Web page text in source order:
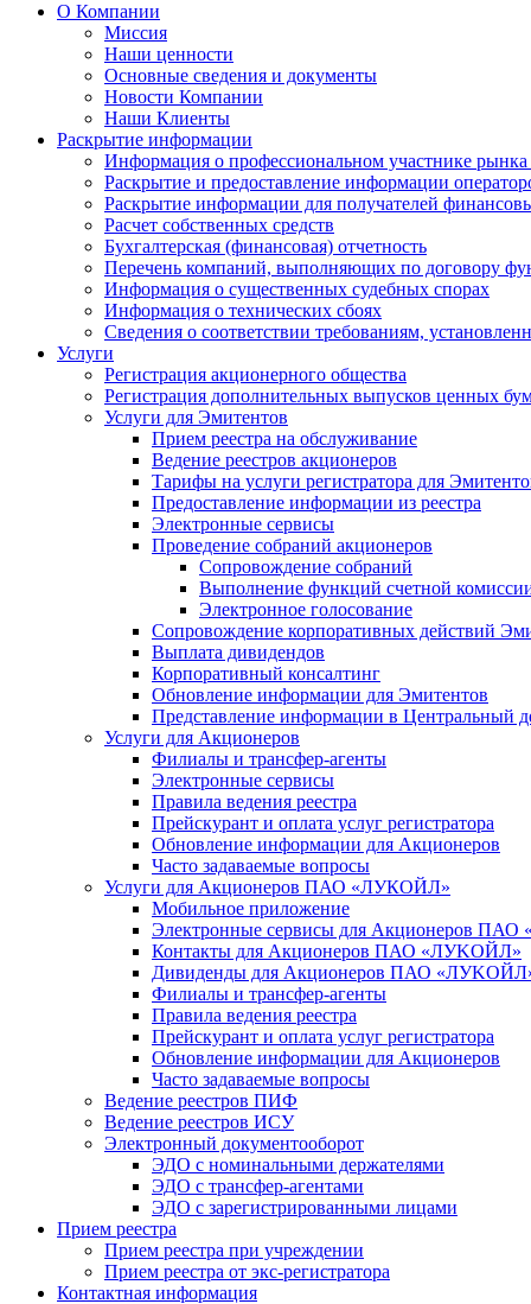
О Компании
Миссия
Наши ценности
Основные сведения и документы
Новости Компании
Наши Клиенты
Раскрытие информации
Информация о профессиональном участнике
Раскрытие и предоставление информации
Раскрытие информации для получателей
Расчет собственных средств
Бухгалтерская (финансовая) отчетность
Перечень компаний, выполняющих по договору
Информация о существенных судебных спорах
Информация о технических сбоях
Сведения о соответствии требованиям,
Услуги
Регистрация акционерного общества
Регистрация дополнительных выпусков ценных
Услуги для Эмитентов
Прием реестра на обслуживание
Ведение реестров акционеров
Тарифы на услуги регистратора для
Предоставление информации из реестра
Электронные сервисы
Проведение собраний акционеров
Сопровождение собраний
Выполнение функций счетной
Электронное голосование
Сопровождение корпоративных действий
Выплата дивидендов
Корпоративный консалтинг
Обновление информации для Эмитентов
Представление информации в Центральный
Услуги для Акционеров
Филиалы и трансфер-агенты
Электронные сервисы
Правила ведения реестра
Прейскурант и оплата услуг регистратора
Обновление информации для Акционеров
Часто задаваемые вопросы
Услуги для Акционеров ПАО «ЛУКОЙЛ»
Мобильное приложение
Электронные сервисы для Акционеров
Контакты для Акционеров ПАО «ЛУKOЙЛ»
Дивиденды для Акционеров ПАО
Филиалы и трансфер-агенты
Правила ведения реестра
Прейскурант и оплата услуг регистратора
Обновление информации для Акционеров
Часто задаваемые вопросы
Ведение реестров ПИФ
Ведение реестров ИСУ
Электронный документооборот
ЭДО с номинальными держателями
ЭДО с трансфер-агентами
ЭДО с зарегистрированными лицами
Прием реестра
Прием реестра при учреждении
Прием реестра от экс-регистратора
Контактная информация